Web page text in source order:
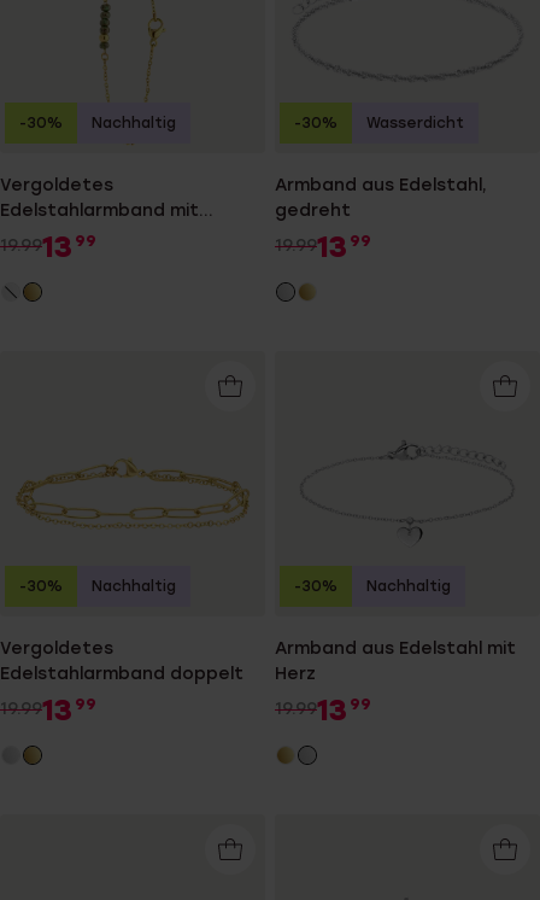
Vergoldetes
Edelstahlarmband mit
grünen Perlen
19.9913 99
-30% Nachhaltig
Armband aus Edelstahl,
gedreht
19.9913 99
-30% Wasserdicht
Vergoldetes
Edelstahlarmband doppelt
19.9913 99
-30% Nachhaltig
Armband aus Edelstahl mit
Herz
19.9913 99
-30% Nachhaltig